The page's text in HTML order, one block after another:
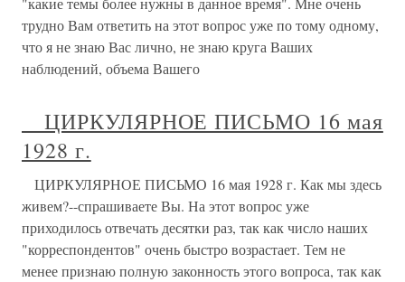
трудно Вам ответить на этот вопрос уже по тому одному,
что я не знаю Вас лично, не знаю круга Ваших
наблюдений, объема Вашего
ЦИРКУЛЯРНОЕ ПИСЬМО 16 мая
1928 г.
ЦИРКУЛЯРНОЕ ПИСЬМО 16 мая 1928 г. Как мы здесь
живем?--спрашиваете Вы. На этот вопрос уже
приходилось отвечать десятки раз, так как число наших
"корреспондентов" очень быстро возрастает. Тем не
менее признаю полную законность этого вопроса, так как